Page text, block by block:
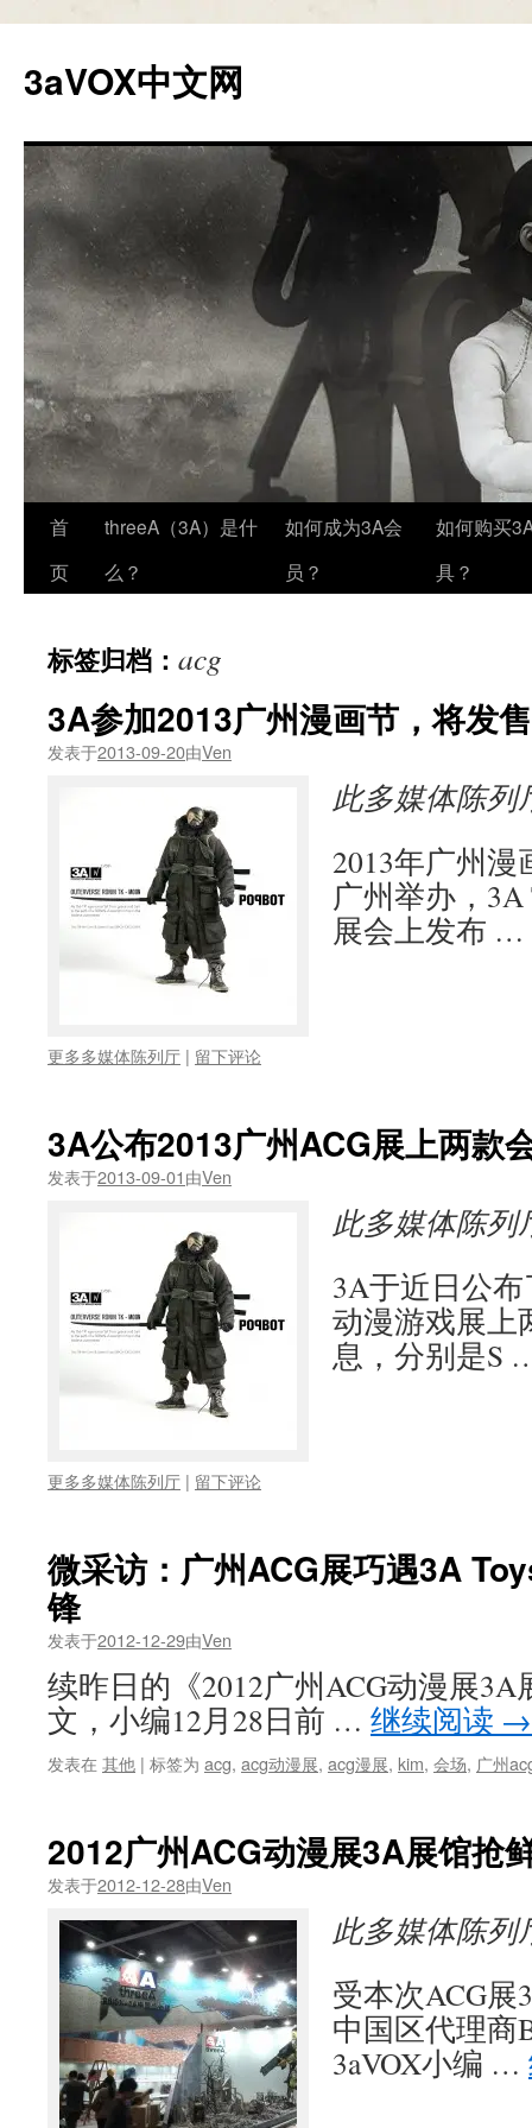
正
文
3aVOX中文网
首
页
threeA（3A）是什
么？
如何成为3A会
员？
如何购买
具？
标签归档： acg
3A参加2013广州漫画节，将发
发表于2013-09-20由Ven
此多媒体陈
2013年广州
广州举办，
展会上发布 …
更多多媒体陈列厅 | 留下评论
3A公布2013广州ACG展上两款
发表于2013-09-01由Ven
此多媒体陈
3A于近日公布
动漫游戏展上
息，分别是S
更多多媒体陈列厅 | 留下评论
微采访：广州ACG展巧遇3A
锋
发表于2012-12-29由Ven
续昨日的《2012广州ACG动漫展
文，小编12月28日前 … 继续阅读 →
发表在 其他 | 标签为 acg, acg动漫展, acg漫展, kim, 会场, 广州
2012广州ACG动漫展3A展馆抢
发表于2012-12-28由Ven
此多媒体陈
受本次ACG
中国区代理商
3aVOX小编 …